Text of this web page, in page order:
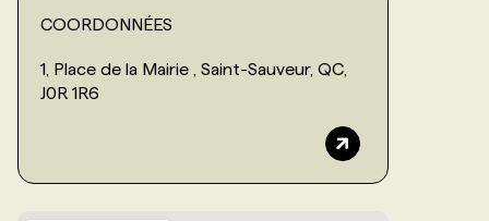
COORDONNÉES
1, Place de la Mairie , Saint-Sauveur, QC,
J0R 1R6